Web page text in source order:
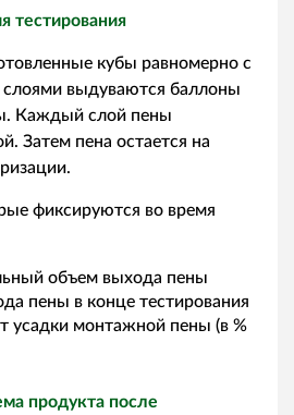
тестирования
кубы равномерно с
выдуваются баллоны
Каждый слой пены
Затем пена остается на
фиксируются во время
объем выхода пены
пены в конце тестирования
усадки монтажной пены (в %
продукта после